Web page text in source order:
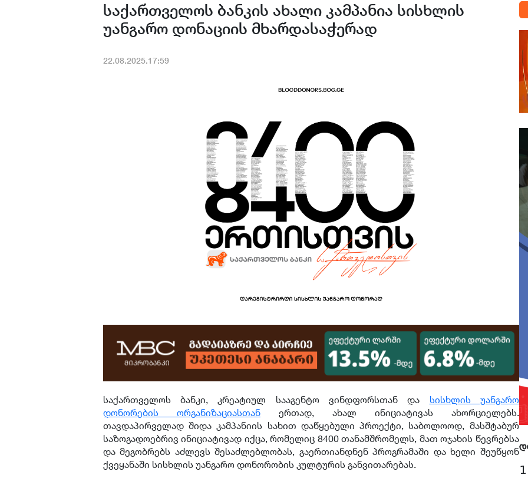
საქართველოს ბანკის ახალი კამპანია სისხლის
უანგარო დონაციის მხარდასაჭერად
22.08.2025.17:59
საქართველოს ბანკი, კრეატიულ სააგენტო ვინდფორსთან და სისხლის უანგარო
დონორების ორგანიზაციასთანერთად, ახალ ინიციატივას ახორციელებს.
თავდაპირველად შიდა კამპანიის სახით დაწყებული პროექტი, საბოლოოდ, მასშტაბურ
საზოგადოებრივ ინიციატივად იქცა, რომელიც 8400 თანამშრომელს, მათ ოჯახის წევრებსა
და მეგობრებს აძლევს შესაძლებლობას, გაერთიანდნენ პროგრამაში და ხელი შეუწყონ
ქვეყანაში სისხლის უანგარო დონორობის კულტურის განვითარებას.
1